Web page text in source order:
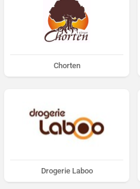
Chorten
Drogerie Laboo